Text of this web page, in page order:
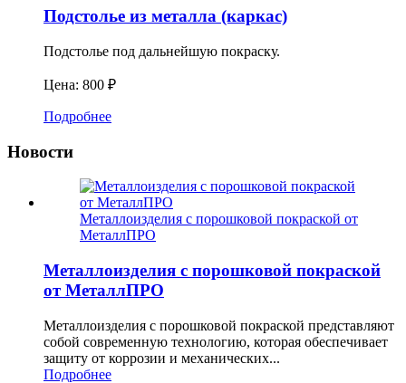
Подстолье из металла (каркас)
Подстолье под дальнейшую покраску.
Цена: 800 ₽
Подробнее
Новости
Металлоизделия с порошковой покраской от
МеталлПРО
Металлоизделия с порошковой покраской
от МеталлПРО
Металлоизделия с порошковой покраской представляют
собой современную технологию, которая обеспечивает
защиту от коррозии и механических...
Подробнее